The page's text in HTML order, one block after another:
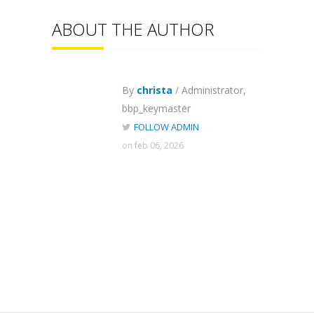
ABOUT THE AUTHOR
By christa / Administrator,
bbp_keymaster
FOLLOW ADMIN
on feb 06, 2026